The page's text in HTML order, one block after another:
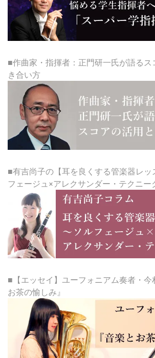
■作曲家・指揮者：正門研一氏が語るス
き合い方
■有吉尚子の【耳を良くする管楽器レッ
フェージュ×アレクサンダー・テクニー
■【エッセイ】ユーフォニアム奏者・今
お茶の愉しみ』